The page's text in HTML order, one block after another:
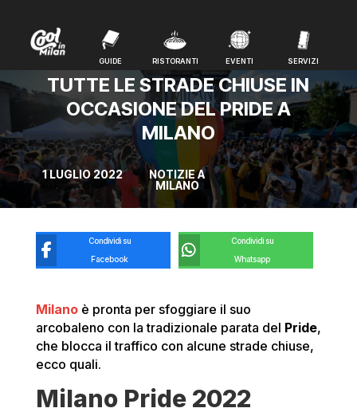
GUIDE RISTORANTI EVENTI SERVIZI
GUIDE RISTORANTI EVENTI SERVIZI
TUTTE LE STRADE CHIUSE IN
OCCASIONE DEL PRIDE A
MILANO
1 LUGLIO 2022
NOTIZIE A
MILANO
Condividi su
Facebook
Condividi su
Whatsapp
Milanoè pronta per sfoggiare il suo
arcobaleno con la tradizionale parata del Pride,
che blocca il traffico con alcune strade chiuse,
ecco quali.
Milano Pride 2022